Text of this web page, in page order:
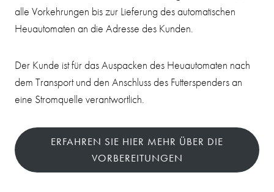
alle Vorkehrungen bis zur Lieferung des automatischen
Heuautomaten an die Adresse des Kunden.
Der Kunde ist für das Auspacken des Heuautomaten nach
dem Transport und den Anschluss des Futterspenders an
eine Stromquelle verantwortlich.
ERFAHREN SIE HIER MEHR ÜBER DIE
VORBEREITUNGEN